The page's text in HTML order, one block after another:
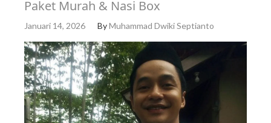
Paket Murah & Nasi Box
Januari 14, 2026 ByMuhammad Dwiki Septianto